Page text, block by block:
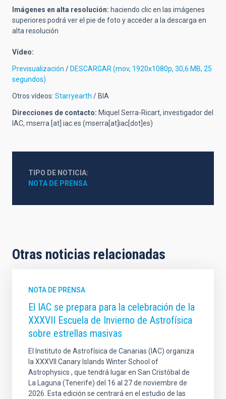
Imágenes en alta resolución: haciendo clic en las imágenes
superiores podrá ver el pie de foto y acceder a la descarga en
alta resolución
Vídeo:
Previsualización / DESCARGAR (mov, 1920x1080p, 30,6 MB, 25
segundos)
Otros vídeos: Starryearth / BIA
Direcciones de contacto: Miquel Serra-Ricart, investigador del
IAC, mserra [at] iac.es (mserra[at]iac[dot]es)
TIPO DE NOTICIA
NOTA DE PRENSA
Otras noticias relacionadas
NOTA DE PRENSA
El IAC se prepara para la celebración de la
XXXVII Escuela de Invierno de Astrofísica
sobre estrellas masivas
El Instituto de Astrofísica de Canarias (IAC) organiza
la XXXVII Canary Islands Winter School of
Astrophysics , que tendrá lugar en San Cristóbal de
La Laguna (Tenerife) del 16 al 27 de noviembre de
2026. Esta edición se centrará en el estudio de las